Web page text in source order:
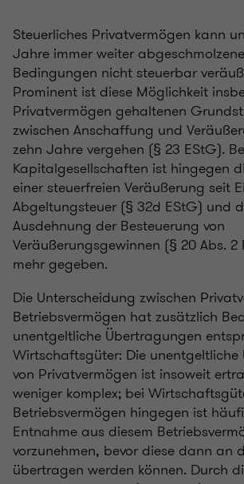
Steuerliches Privatvermögen kann
Jahre immer weiter
Bedingungen nicht steuerbar
Prominent ist diese Möglichkeit
Privatvermögen gehaltenen
zwischen Anschaffung und
zehn Jahre vergehen (§ 23 EStG).
Kapitalgesellschaften ist hingegen
einer steuerfreien Veräußerung seit
Abgeltungsteuer (§ 32d EStG) und
Ausdehnung der Besteuerung von
Veräußerungsgewinnen (§ 20 Abs.
mehr gegeben.
Die Unterscheidung zwischen
Betriebsvermögen hat zusätzlich
unentgeltliche Übertragungen
Wirtschaftsgüter: Die unentgeltliche
von Privatvermögen ist insoweit
weniger komplex; bei
Betriebsvermögen hingegen ist
Entnahme aus diesem
vorzunehmen, bevor diese dann an
übertragen werden können. Durch